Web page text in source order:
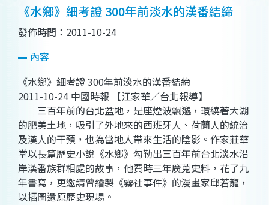
《水鄉》細考證 300年前淡水的漢番結締
發佈時間：2011-10-24
內容
《水鄉》細考證 300年前淡水的漢番結締
2011-10-24 中國時報 【江家華／台北報導】
三百年前的台北盆地，是座煙波飄邈，環繞著大湖
的肥美土地，吸引了外地來的西班牙人、荷蘭人的統治
及漢人的干預，也為當地人帶來生活的陰影。作家莊華
堂以長篇歷史小說《水鄉》勾勒出三百年前台北淡水沿
岸漢番族群相處的故事，他費時三年廣蒐史料，花了九
年書寫，更邀請曾繪製《霧社事件》的漫畫家邱若龍，
以插圖還原歷史現場。